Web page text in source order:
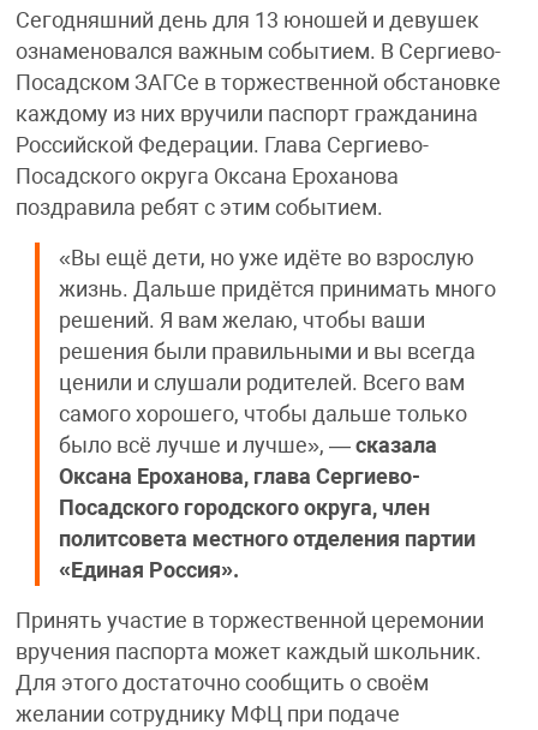
Сегодняшний день для 13 юношей и девушек
ознаменовался важным событием. В Сергиево-
Посадском ЗАГСе в торжественной обстановке
каждому из них вручили паспорт гражданина
Российской Федерации. Глава Сергиево-
Посадского округа Оксана Ероханова
поздравила ребят с этим событием.
«Вы ещё дети, но уже идёте во взрослую
жизнь. Дальше придётся принимать много
решений. Я вам желаю, чтобы ваши
решения были правильными и вы всегда
ценили и слушали родителей. Всего вам
самого хорошего, чтобы дальше только
было всё лучше и лучше», —сказала
Оксана Ероханова, глава Сергиево-
Посадского городского округа, член
политсовета местного отделения партии
«Единая Россия».
Принять участие в торжественной церемонии
вручения паспорта может каждый школьник.
Для этого достаточно сообщить о своём
желании сотруднику МФЦ при подаче